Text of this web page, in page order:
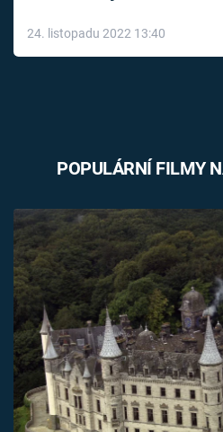
24. listopadu 2022 13:40
POPULÁRNÍ FILMY